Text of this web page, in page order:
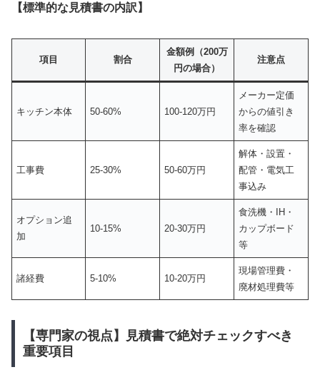
【標準的な見積書の内訳】
項目 割合
金額例（200万
円の場合）
注意点
キッチン本体 50-60% 100-120万円
メーカー定価
からの値引き
率を確認
工事費 25-30% 50-60万円
解体・設置・
配管・電気工
事込み
オプション追
加
10-15% 20-30万円
食洗機・IH・
カップボード
等
諸経費 5-10% 10-20万円
現場管理費・
廃材処理費等
【専門家の視点】見積書で絶対チェックすべき
重要項目